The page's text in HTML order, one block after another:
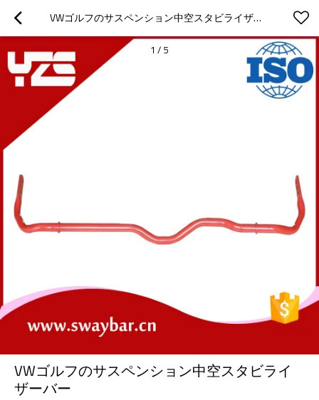
VWゴルフのサスペンション中空スタビライザーバー
1 / 5
VWゴルフのサスペンション中空スタビライ
ザーバー